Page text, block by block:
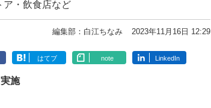
ア・飲食店など
編集部：白江ちなみ 2023年11月16日 12:29
はてブ note LinkedIn
施